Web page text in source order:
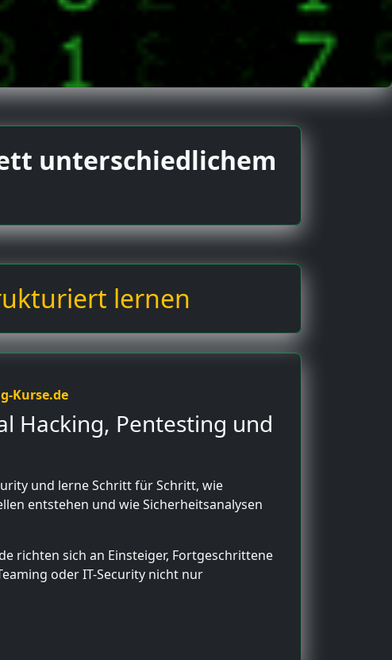
unterschiedlichem
lernen
Kurse.de
Hacking, Pentesting und
und lerne Schritt für Schritt, wie
entstehen und wie Sicherheitsanalysen
richten sich an Einsteiger, Fortgeschrittene
oder IT-Security nicht nur